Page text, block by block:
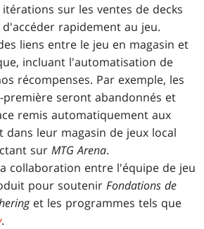
sur les ventes de decks
rapidement au jeu.
liens entre le jeu en magasin et
incluant l'automatisation de
récompenses. Par exemple, les
première seront abandonnés et
remis automatiquement aux
dans leur magasin de jeux local
surMTG Arena.
collaboration entre l'équipe de jeu
pour soutenirFondations de
et les programmes tels que
.